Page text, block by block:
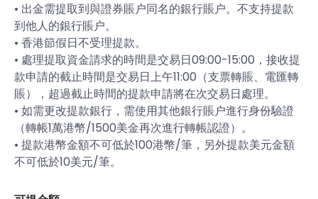
• 出金需提取到與證券賬户同名的銀行賬户。不支持提款
到他人的銀行賬户。
• 香港節假日不受理提款。
• 處理提取資金請求的時間是交易日09:00-15:00，接收提
款申請的截止時間是交易日上午11:00（支票轉賬、電匯轉
賬），超過截止時間的提款申請將在次交易日處理。
• 如需更改提款銀行，需使用其他銀行賬户進行身份驗證
（轉帳1萬港幣/1500美金再次進行轉帳認證）。
• 提款港幣金額不可低於100港幣/筆，另外提款美元金額
不可低於10美元/筆。